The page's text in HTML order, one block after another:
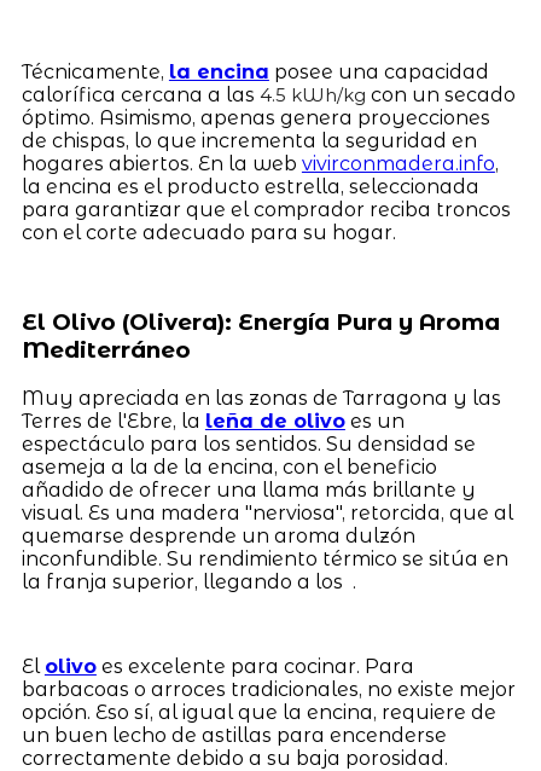
Técnicamente, la encina posee una capacidad
calorífica cercana a las 4.5 kWh/kg con un secado
óptimo. Asimismo, apenas genera proyecciones
de chispas, lo que incrementa la seguridad en
hogares abiertos. En la web vivirconmadera.info,
la encina es el producto estrella, seleccionada
para garantizar que el comprador reciba troncos
con el corte adecuado para su hogar.
El Olivo (Olivera): Energía Pura y Aroma
Mediterráneo
Muy apreciada en las zonas de Tarragona y las
Terres de l'Ebre, la leña de olivoes un
espectáculo para los sentidos. Su densidad se
asemeja a la de la encina, con el beneficio
añadido de ofrecer una llama más brillante y
visual. Es una madera "nerviosa", retorcida, que al
quemarse desprende un aroma dulzón
inconfundible. Su rendimiento térmico se sitúa en
la franja superior, llegando a los .
El olivoes excelente para cocinar. Para
barbacoas o arroces tradicionales, no existe mejor
opción. Eso sí, al igual que la encina, requiere de
un buen lecho de astillas para encenderse
correctamente debido a su baja porosidad.